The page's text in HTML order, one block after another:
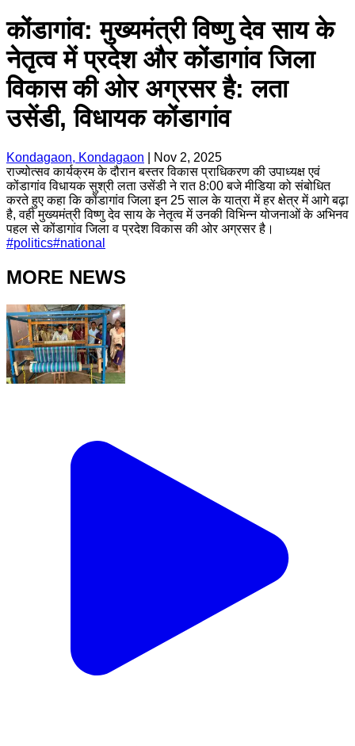
कोंडागांव: मुख्यमंत्री विष्णु देव साय के
नेतृत्व में प्रदेश और कोंडागांव जिला
विकास की ओर अग्रसर है: लता
उसेंडी, विधायक कोंडागांव
Kondagaon, Kondagaon
Nov 2, 2025
राज्योत्सव कार्यक्रम के दौरान बस्तर विकास प्राधिकरण की उपाध्यक्ष एवं
कोंडागांव विधायक सुश्री लता उसेंडी ने रात 8:00 बजे मीडिया को संबोधित
करते हुए कहा कि कोंडागांव जिला इन 25 साल के यात्रा में हर क्षेत्र में आगे बढ़ा
है, वही मुख्यमंत्री विष्णु देव साय के नेतृत्व में उनकी विभिन्न योजनाओं के अभिनव
पहल से कोंडागांव जिला व प्रदेश विकास की ओर अग्रसर है।
#politics#national
MORE NEWS